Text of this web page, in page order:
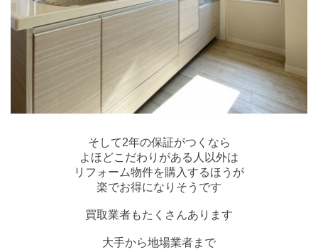
そして2年の保証がつくなら
よほどこだわりがある人以外は
リフォーム物件を購入するほうが
楽でお得になりそうです
買取業者もたくさんあります
大手から地場業者まで